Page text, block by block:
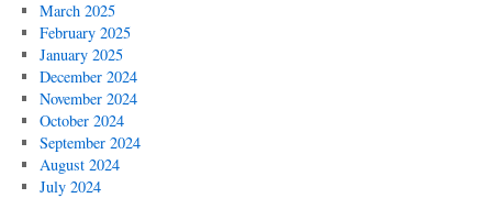
March 2025
February 2025
January 2025
December 2024
November 2024
October 2024
September 2024
August 2024
July 2024